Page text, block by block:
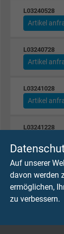
Auf unserer
davon werden
ermöglichen,
zu verbessern.
L03240528
Artikel
L03240728
Artikel
L03241028
Artikel
L03241228
L03241428
Artikel